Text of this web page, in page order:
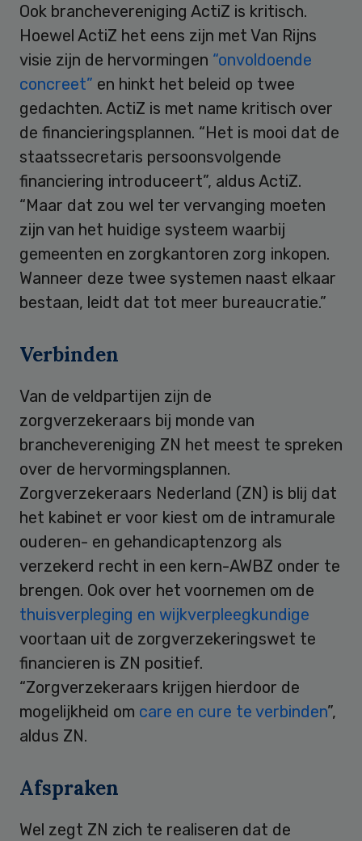
Ook branchevereniging ActiZ is kritisch.
Hoewel ActiZ het eens zijn met Van Rijns
visie zijn de hervormingen “onvoldoende
concreet” en hinkt het beleid op twee
gedachten. ActiZ is met name kritisch over
de financieringsplannen. “Het is mooi dat de
staatssecretaris persoonsvolgende
financiering introduceert”, aldus ActiZ.
“Maar dat zou wel ter vervanging moeten
zijn van het huidige systeem waarbij
gemeenten en zorgkantoren zorg inkopen.
Wanneer deze twee systemen naast elkaar
bestaan, leidt dat tot meer bureaucratie.”
Verbinden
Van de veldpartijen zijn de
zorgverzekeraars bij monde van
branchevereniging ZN het meest te spreken
over de hervormingsplannen.
Zorgverzekeraars Nederland (ZN) is blij dat
het kabinet er voor kiest om de intramurale
ouderen- en gehandicaptenzorg als
verzekerd recht in een kern-AWBZ onder te
brengen. Ook over het voornemen om de
thuisverpleging en wijkverpleegkundige
voortaan uit de zorgverzekeringswet te
financieren is ZN positief.
“Zorgverzekeraars krijgen hierdoor de
mogelijkheid om care en cure te verbinden”,
aldus ZN.
Afspraken
Wel zegt ZN zich te realiseren dat de